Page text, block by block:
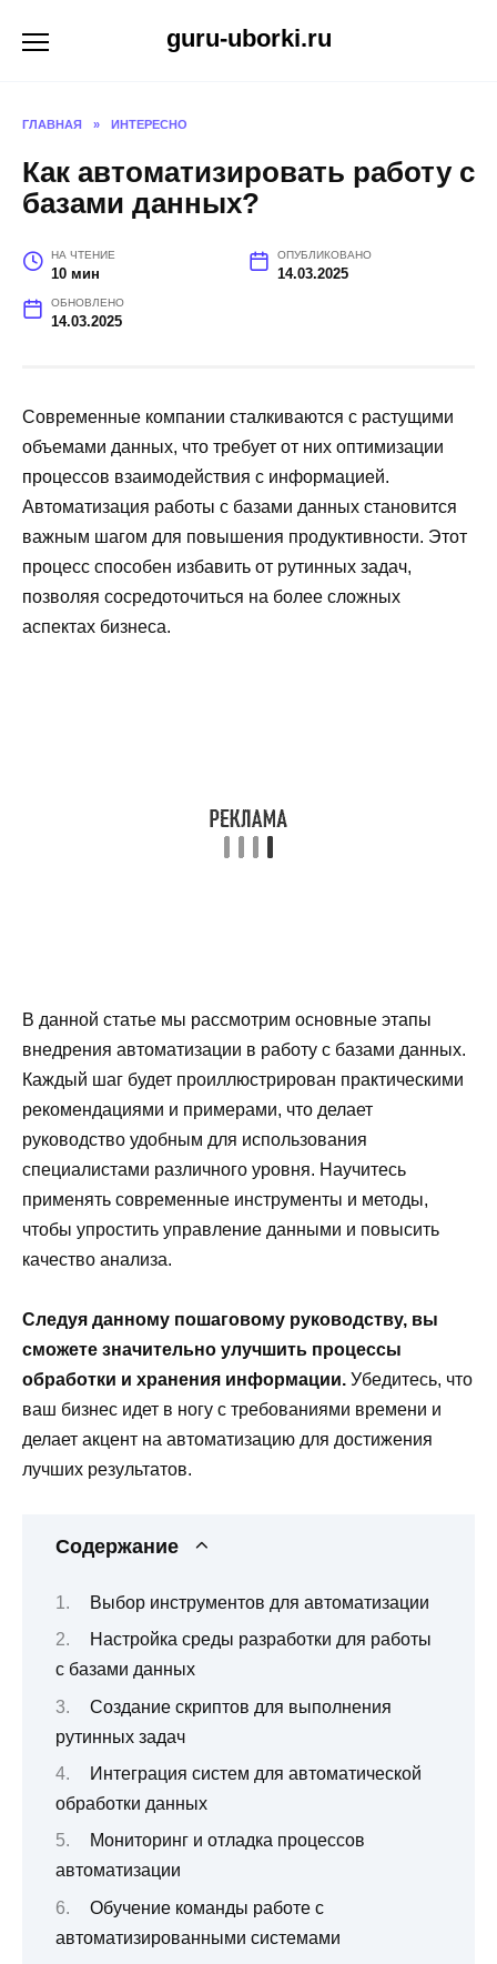
guru-uborki.ru
ГЛАВНАЯ » ИНТЕРЕСНО
Как автоматизировать работу с
базами данных?
НА ЧТЕНИЕ
10 мин
ОПУБЛИКОВАНО
14.03.2025
ОБНОВЛЕНО
14.03.2025
Современные компании сталкиваются с растущими
объемами данных, что требует от них оптимизации
процессов взаимодействия с информацией.
Автоматизация работы с базами данных становится
важным шагом для повышения продуктивности. Этот
процесс способен избавить от рутинных задач,
позволяя сосредоточиться на более сложных
аспектах бизнеса.
В данной статье мы рассмотрим основные этапы
внедрения автоматизации в работу с базами данных.
Каждый шаг будет проиллюстрирован практическими
рекомендациями и примерами, что делает
руководство удобным для использования
специалистами различного уровня. Научитесь
применять современные инструменты и методы,
чтобы упростить управление данными и повысить
качество анализа.
Следуя данному пошаговому руководству, вы
сможете значительно улучшить процессы
обработки и хранения информации. Убедитесь, что
ваш бизнес идет в ногу с требованиями времени и
делает акцент на автоматизацию для достижения
лучших результатов.
Содержание
Выбор инструментов для автоматизации
Настройка среды разработки для работы
с базами данных
Создание скриптов для выполнения
рутинных задач
Интеграция систем для автоматической
обработки данных
Мониторинг и отладка процессов
автоматизации
Обучение команды работе с
автоматизированными системами